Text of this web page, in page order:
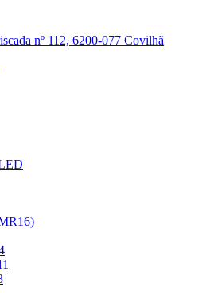
nº 112, 6200-077 Covilhã